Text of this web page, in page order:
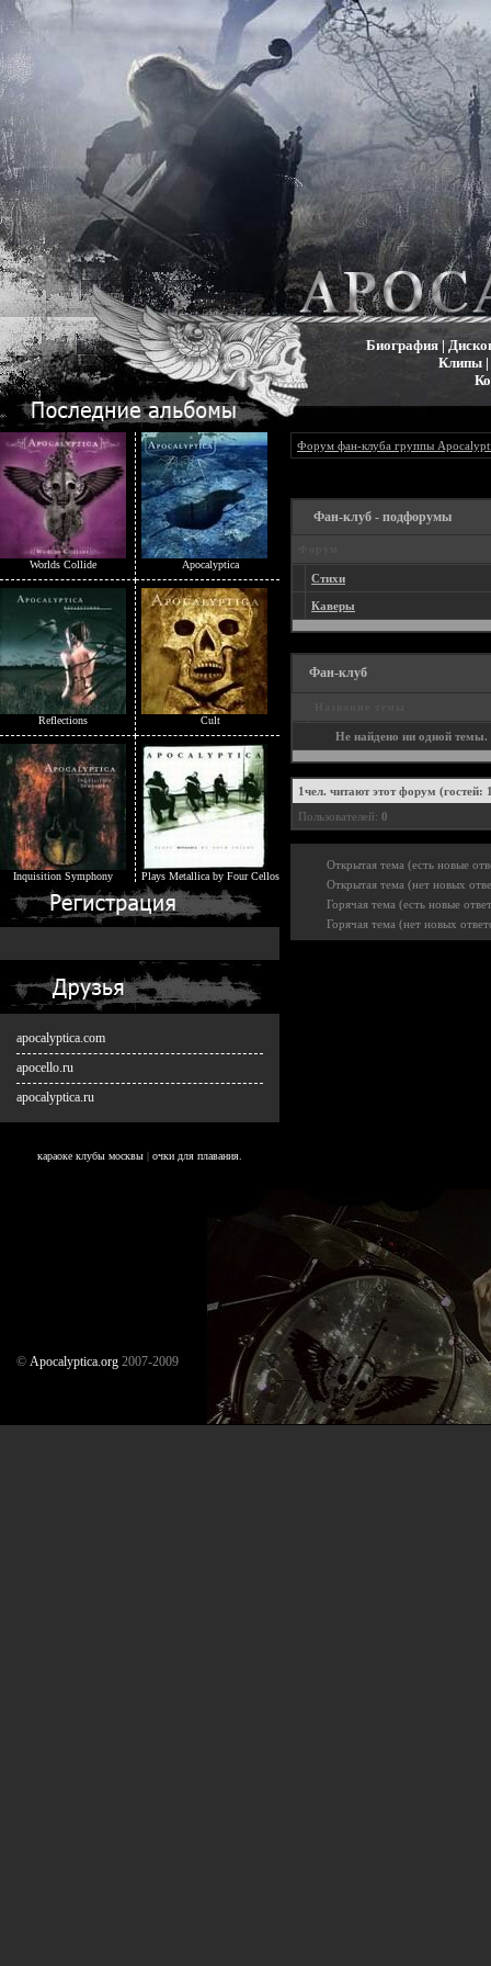
Биография|
Клипы|
Worlds Collide Apocalyptica
Reflections Cult
Inquisition Symphony Plays Metallica by Four Cellos
apocalyptica.com
apocello.ru
apocalyptica.ru
караоке клубы москвы | очки для плавания.
Форум фан-клуба группы
Фан-клуб - подфорумы
Стихи
Каверы
Фан-клуб
Не найдено ни одной темы.
1чел. читают этот форум (гостей:
Пользователей: 0
Открытая тема (есть новые
Открытая тема (нет новых
Горячая тема (есть новые
Горячая тема (нет новых
© Аpocalyptica.org 2007-2009